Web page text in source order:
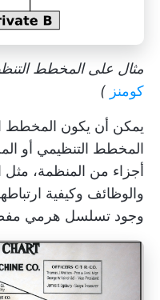
مثال على المخطط
كومنز )
يمكن أن يكون المخطط
المخطط التنظيمي أو
أجزاء من المنظمة، مثل
والوظائف وكيفية
وجود تسلسل هرمي